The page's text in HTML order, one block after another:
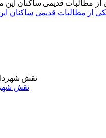
یکی از مطالبات قدیمی
نقش